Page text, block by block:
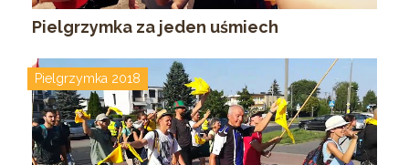
Pielgrzymka za jeden uśmiech
Pielgrzymka 2018